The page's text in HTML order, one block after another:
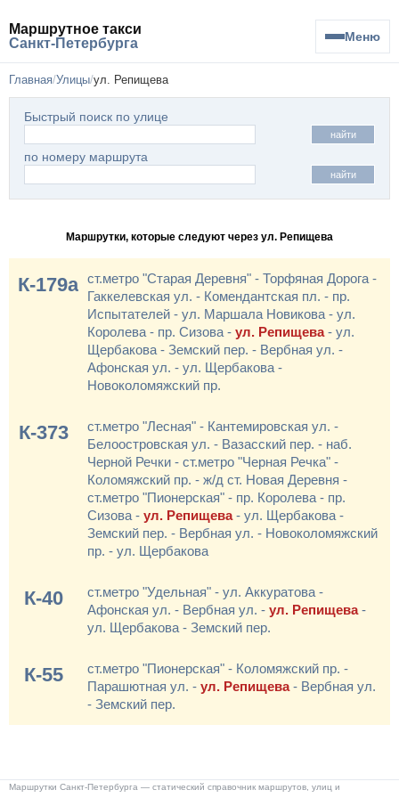
Маршрутное такси
Санкт-Петербурга
Меню
Главная Улицы ул. Репищева
Быстрый поиск по улице
найти
по номеру маршрута
найти
Маршрутки, которые следуют через ул. Репищева
К-179а ст.метро "Старая Деревня" - Торфяная Дорога -
Гаккелевская ул. - Комендантская пл. - пр.
Испытателей - ул. Маршала Новикова - ул.
Королева - пр. Сизова - ул. Репищева- ул.
Щербакова - Земский пер. - Вербная ул. -
Афонская ул. - ул. Щербакова -
Новоколомяжский пр.
К-373
ст.метро "Лесная" - Кантемировская ул. -
Белоостровская ул. - Вазасский пер. - наб.
Черной Речки - ст.метро "Черная Речка" -
Коломяжский пр. - ж/д ст. Новая Деревня -
ст.метро "Пионерская" - пр. Королева - пр.
Сизова - ул. Репищева- ул. Щербакова -
Земский пер. - Вербная ул. - Новоколомяжский
пр. - ул. Щербакова
К-40
ст.метро "Удельная" - ул. Аккуратова -
Афонская ул. - Вербная ул. - ул. Репищева-
ул. Щербакова - Земский пер.
К-55
ст.метро "Пионерская" - Коломяжский пр. -
Парашютная ул. - ул. Репищева- Вербная ул.
- Земский пер.
Маршрутки Санкт-Петербурга — статический справочник маршрутов, улиц и